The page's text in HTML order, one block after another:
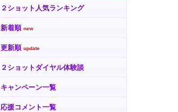
２ショット人気ランキング
新着順 new
更新順 update
２ショットダイヤル体験談
キャンペーン一覧
応援コメント一覧